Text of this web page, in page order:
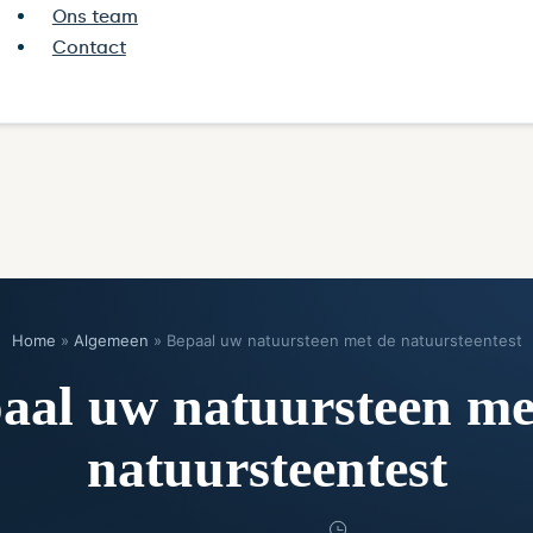
Ons team
Contact
Home » Algemeen » Bepaal uw natuursteen met de natuursteentest
uw natuursteen
natuursteentest